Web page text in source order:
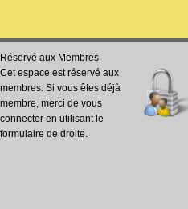
Réservé aux Membres
Cet espace est réservé aux
membres. Si vous êtes déjà
membre, merci de vous
connecter en utilisant le
formulaire de droite.